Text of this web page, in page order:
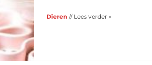
Dieren // Lees verder »